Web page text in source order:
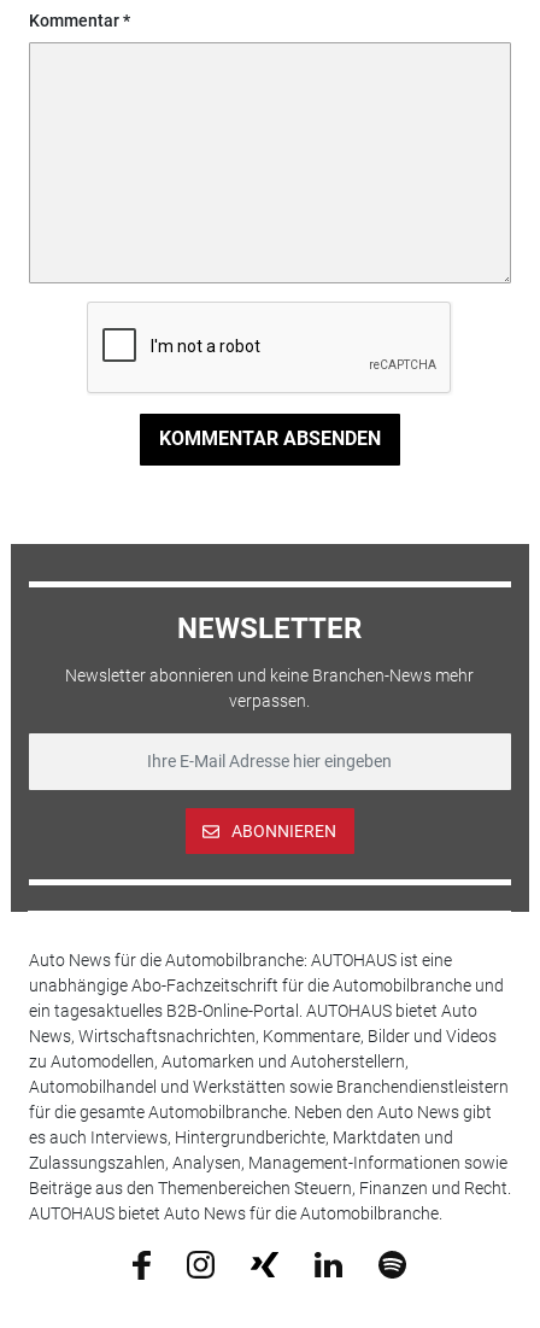
Kommentar
KOMMENTAR ABSENDEN
NEWSLETTER
Newsletter abonnieren und keine Branchen-News mehr
verpassen.
ABONNIEREN
Auto News für die Automobilbranche: AUTOHAUS ist eine
unabhängige Abo-Fachzeitschrift für die Automobilbranche und
ein tagesaktuelles B2B-Online-Portal. AUTOHAUS bietet Auto
News, Wirtschaftsnachrichten, Kommentare, Bilder und Videos
zu Automodellen, Automarken und Autoherstellern,
Automobilhandel und Werkstätten sowie Branchendienstleistern
für die gesamte Automobilbranche. Neben den Auto News gibt
es auch Interviews, Hintergrundberichte, Marktdaten und
Zulassungszahlen, Analysen, Management-Informationen sowie
Beiträge aus den Themenbereichen Steuern, Finanzen und Recht.
AUTOHAUS bietet Auto News für die Automobilbranche.